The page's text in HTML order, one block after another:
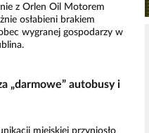
z Orlen Oil Motorem
osłabieni brakiem
wygranej gospodarzy w
„darmowe” autobusy i
miejskiej przyniosło